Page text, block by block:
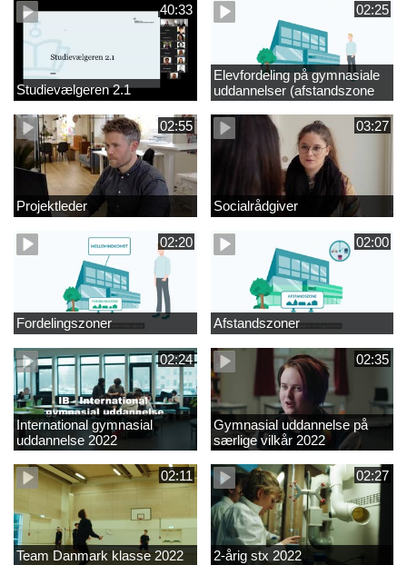
40:33
Studievælgeren 2.1
02:25
Elevfordeling på gymnasiale
uddannelser (afstandszone
redigeret)
02:55
Projektleder
03:27
Socialrådgiver
02:20
Fordelingszoner
02:00
Afstandszoner
02:24
International gymnasial
uddannelse 2022
02:35
Gymnasial uddannelse på
særlige vilkår 2022
02:11
Team Danmark klasse 2022
02:27
2-årig stx 2022